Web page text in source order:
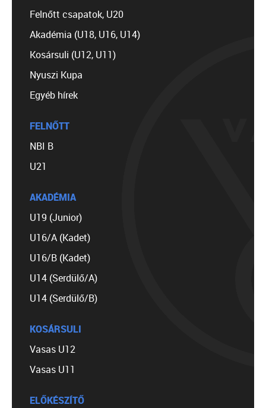
Felnőtt csapatok, U20
Akadémia (U18, U16, U14)
Kosársuli (U12, U11)
Nyuszi Kupa
Egyéb hírek
FELNŐTT
NBI B
U21
AKADÉMIA
U19 (Junior)
U16/A (Kadet)
U16/B (Kadet)
U14 (Serdülő/A)
U14 (Serdülő/B)
KOSÁRSULI
Vasas U12
Vasas U11
ELŐKÉSZÍTŐ